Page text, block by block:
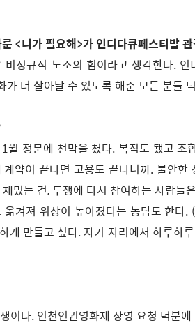
<니가 필요해>가 인디다큐페스티발
정규직 노조의 힘이라고 생각한다.
가 더 살아날 수 있도록 해준 모든 분들
정문에 천막을 쳤다. 복직도 됐고 조
약이 끝나면 고용도 끝나니까. 불안
밌는 건, 투쟁에 다시 참여하는 사람들
겨져 위상이 높아졌다는 농담도 한다
게 만들고 싶다. 자기 자리에서 하루하
이다. 인천인권영화제 상영 요청 덕분